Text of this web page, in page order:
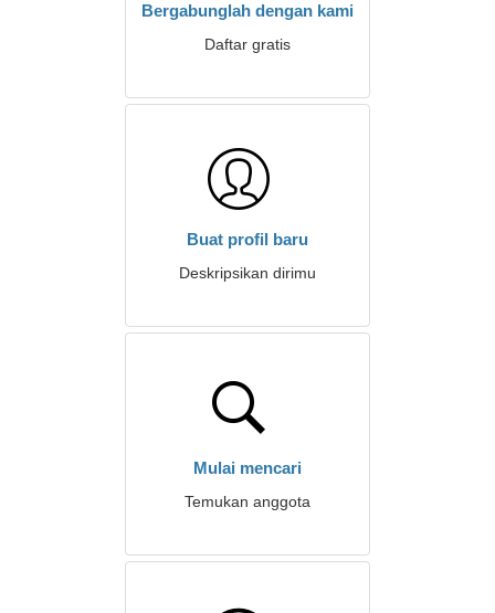
Bergabunglah dengan kami
Daftar gratis
Buat profil baru
Deskripsikan dirimu
Mulai mencari
Temukan anggota